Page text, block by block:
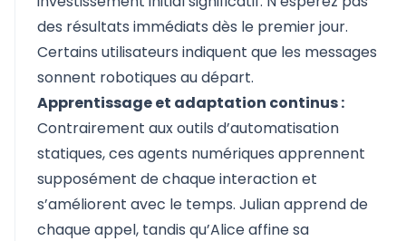
des résultats immédiats dès le premier jour.
Certains utilisateurs indiquent que les messages
sonnent robotiques au départ.
Apprentissage et adaptation continus :
Contrairement aux outils d’automatisation
statiques, ces agents numériques apprennent
supposément de chaque interaction et
s’améliorent avec le temps. Julian apprend de
chaque appel, tandis qu’Alice affine sa